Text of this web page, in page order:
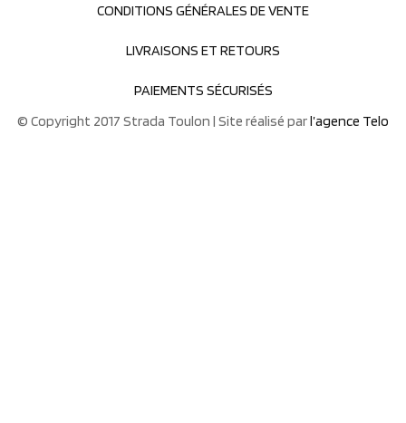
CONDITIONS GÉNÉRALES DE VENTE
LIVRAISONS ET RETOURS
PAIEMENTS SÉCURISÉS
© Copyright 2017 Strada Toulon | Site réalisé parl’agence Telo